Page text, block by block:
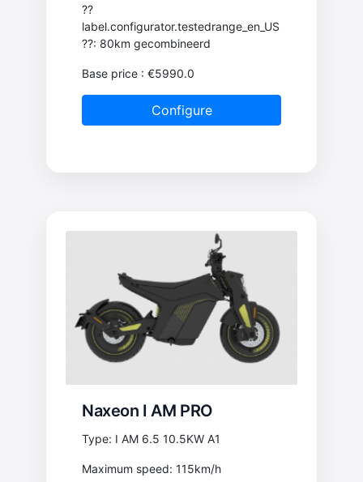
??
label.configurator.testedrange_en_US
??: 80km gecombineerd
Base price : €5990.0
Naxeon I AM PRO
Type: I AM 6.5 10.5KW A1
Maximum speed: 115km/h